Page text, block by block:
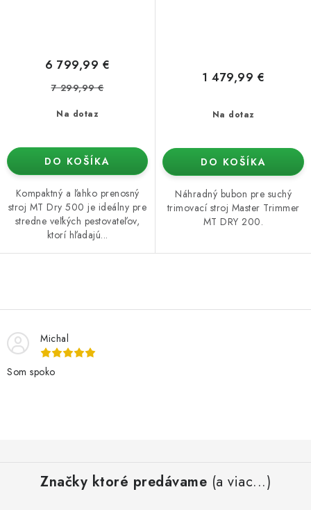
Na dotaz
6 799,99 €
7 299,99 €
DO KOŠÍKA
Kompaktný a ľahko prenosný
stroj MT Dry 500 je ideálny pre
stredne veľkých pestovateľov,
ktorí hľadajú...
Na dotaz
1 479,99 €
DO KOŠÍKA
Náhradný bubon pre suchý
trimovací stroj Master Trimmer
MT DRY 200.
v
l
á
d
Michal
Som spoko
Značky ktoré predávame (a viac...)